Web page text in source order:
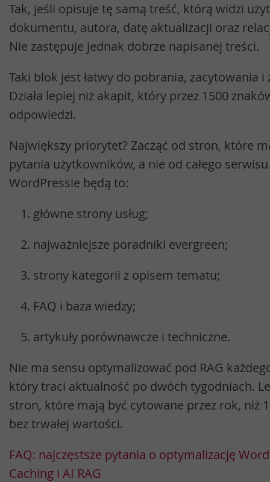
Tak, jeśli opisuje tę samą treść, którą widzi
dokumentu, autora, datę aktualizacji oraz
Nie zastępuje jednak dobrze napisanej treści.
Taki blok jest łatwy do pobrania, zacytowania i
Działa lepiej niż akapit, który przez 1500
odpowiedzi.
Największy priorytet? Zacząć od stron, które
pytania użytkowników, a nie od całego
WordPressie będą to:
główne strony usług;
najważniejsze poradniki evergreen;
strony kategorii z opisem tematu;
FAQ i baza wiedzy;
artykuły porównawcze i techniczne.
Nie ma sensu optymalizować pod RAG
który traci aktualność po dwóch tygodniach.
stron, które mają być cytowane przez rok, niż
bez trwałej wartości.
FAQ: najczęstsze pytania o optymalizację
Caching i AI RAG